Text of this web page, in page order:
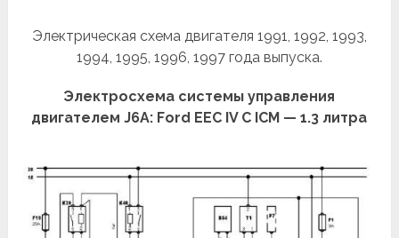
Электрическая схема двигателя 1991, 1992, 1993,
1994, 1995, 1996, 1997 года выпуска.
Электросхема системы управления
двигателем J6A: Ford EEC IV C ICM — 1.3 литра